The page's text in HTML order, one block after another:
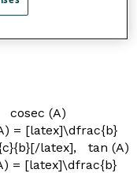
cosec (A)
= [latex]\dfrac{b}
latex], tan (A)
= [latex]\dfrac{b}